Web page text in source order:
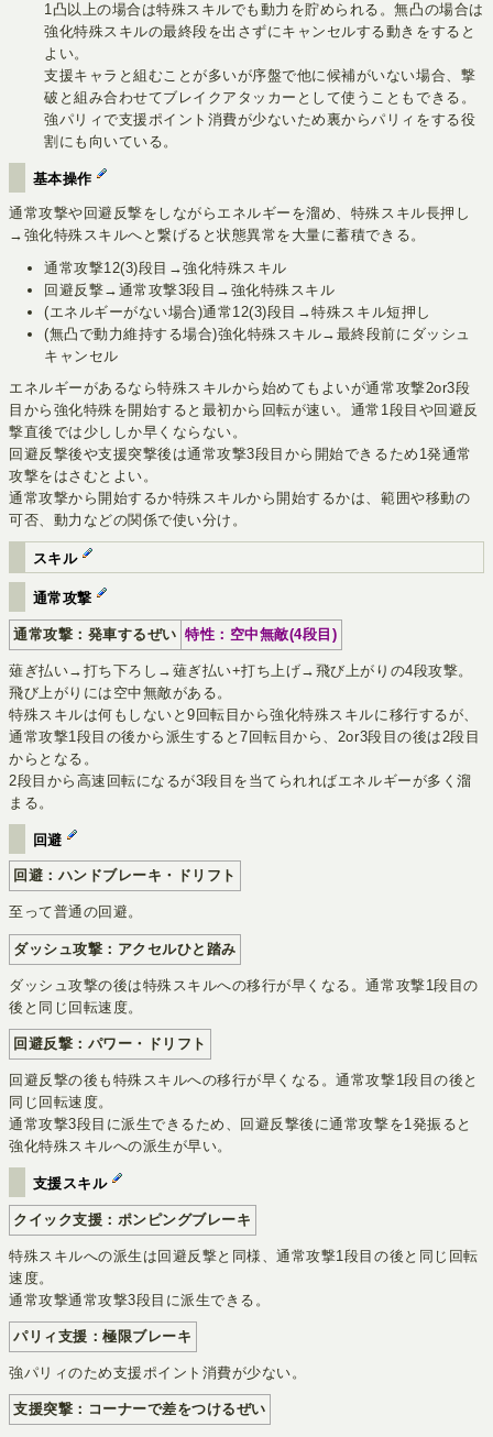
1凸以上の場合は特殊スキルでも動力を貯められる。無凸の場合は
強化特殊スキルの最終段を出さずにキャンセルする動きをすると
よい。
支援キャラと組むことが多いが序盤で他に候補がいない場合、撃
破と組み合わせてブレイクアタッカーとして使うこともできる。
強パリィで支援ポイント消費が少ないため裏からパリィをする役
割にも向いている。
基本操作
通常攻撃や回避反撃をしながらエネルギーを溜め、特殊スキル長押し
→強化特殊スキルへと繋げると状態異常を大量に蓄積できる。
通常攻撃12(3)段目→強化特殊スキル
回避反撃→通常攻撃3段目→強化特殊スキル
(エネルギーがない場合)通常12(3)段目→特殊スキル短押し
(無凸で動力維持する場合)強化特殊スキル→最終段前にダッシュ
キャンセル
エネルギーがあるなら特殊スキルから始めてもよいが通常攻撃2or3段
目から強化特殊を開始すると最初から回転が速い。通常1段目や回避反
撃直後では少ししか早くならない。
回避反撃後や支援突撃後は通常攻撃3段目から開始できるため1発通常
攻撃をはさむとよい。
通常攻撃から開始するか特殊スキルから開始するかは、範囲や移動の
可否、動力などの関係で使い分け。
スキル
通常攻撃
通常攻撃：発車するぜい 特性：空中無敵(4段目)
薙ぎ払い→打ち下ろし→薙ぎ払い+打ち上げ→飛び上がりの4段攻撃。
飛び上がりには空中無敵がある。
特殊スキルは何もしないと9回転目から強化特殊スキルに移行するが、
通常攻撃1段目の後から派生すると7回転目から、2or3段目の後は2段目
からとなる。
2段目から高速回転になるが3段目を当てられればエネルギーが多く溜
まる。
回避
回避：ハンドブレーキ・ドリフト
至って普通の回避。
ダッシュ攻撃：アクセルひと踏み
ダッシュ攻撃の後は特殊スキルへの移行が早くなる。通常攻撃1段目の
後と同じ回転速度。
回避反撃：パワー・ドリフト
回避反撃の後も特殊スキルへの移行が早くなる。通常攻撃1段目の後と
同じ回転速度。
通常攻撃3段目に派生できるため、回避反撃後に通常攻撃を1発振ると
強化特殊スキルへの派生が早い。
支援スキル
クイック支援：ポンピングブレーキ
特殊スキルへの派生は回避反撃と同様、通常攻撃1段目の後と同じ回転
速度。
通常攻撃通常攻撃3段目に派生できる。
パリィ支援：極限ブレーキ
強パリィのため支援ポイント消費が少ない。
支援突撃：コーナーで差をつけるぜい